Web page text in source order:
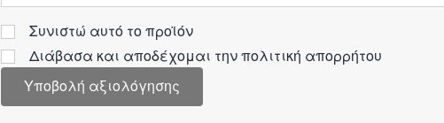
Συνιστώ αυτό το προϊόν
Διάβασα και αποδέχομαι την πολιτική απορρήτου
Υποβολή αξιολόγησης